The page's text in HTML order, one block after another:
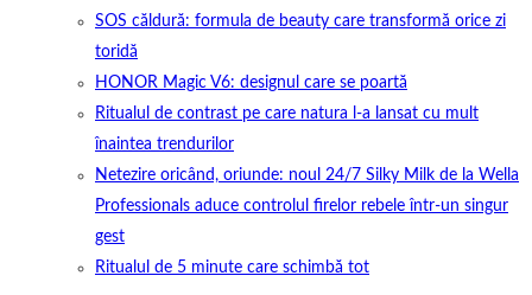
SOS căldură: formula de beauty care transformă orice zi
toridă
HONOR Magic V6: designul care se poartă
Ritualul de contrast pe care natura l-a lansat cu mult
înaintea trendurilor
Netezire oricând, oriunde: noul 24/7 Silky Milk de la Wella
Professionals aduce controlul firelor rebele într-un singur
gest
Ritualul de 5 minute care schimbă tot